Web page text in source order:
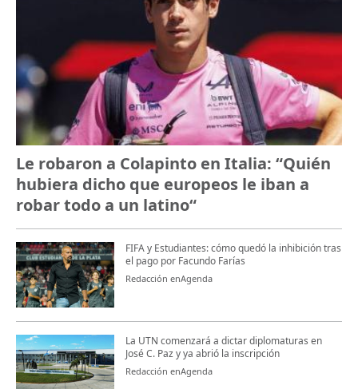
Le robaron a Colapinto en Italia: “Quién
hubiera dicho que europeos le iban a
robar todo a un latino“
FIFA y Estudiantes: cómo quedó la inhibición tras
el pago por Facundo Farías
Redacción enAgenda
La UTN comenzará a dictar diplomaturas en
José C. Paz y ya abrió la inscripción
Redacción enAgenda